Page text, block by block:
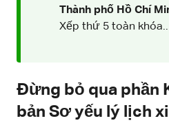
Thành phố Hồ Chí
Xếp thứ 5 toàn khóa..
Đừng bỏ qua phần
bản Sơ yếu lý lịch